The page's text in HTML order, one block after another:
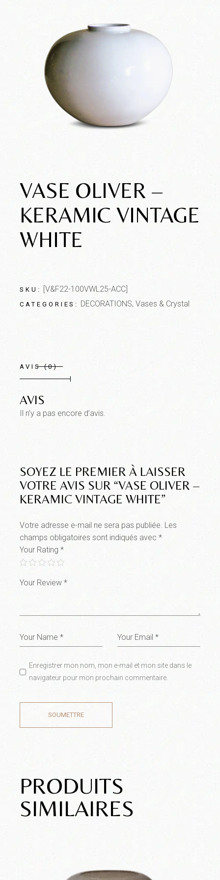
VASE OLIVER –
KERAMIC VINTAGE
WHITE
SKU: [V&F22-100VWL25-ACC]
CATEGORIES: DECORATIONS,Vases & Crystal
AVIS (0)
AVIS
Il n’y a pas encore d’avis.
SOYEZ LE PREMIER À LAISSER
VOTRE AVIS SUR “VASE OLIVER –
KERAMIC VINTAGE WHITE”
Votre adresse e-mail ne sera pas publiée. Les
champs obligatoires sont indiqués avec*
Your Rating*
Enregistrer mon nom, mon e-mail et mon site dans le
navigateur pour mon prochain commentaire.
SOUMETTRE
PRODUITS
SIMILAIRES